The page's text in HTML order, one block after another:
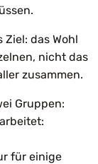
das Wohl
nicht das
zusammen.
Gruppen:
für einige